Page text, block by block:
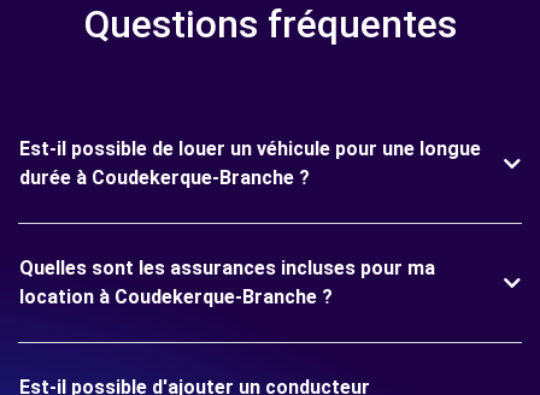
Questions fréquentes
Est-il possible de louer un véhicule pour une longue
durée à Coudekerque-Branche ?
Quelles sont les assurances incluses pour ma
location à Coudekerque-Branche ?
Est-il possible d'ajouter un conducteur